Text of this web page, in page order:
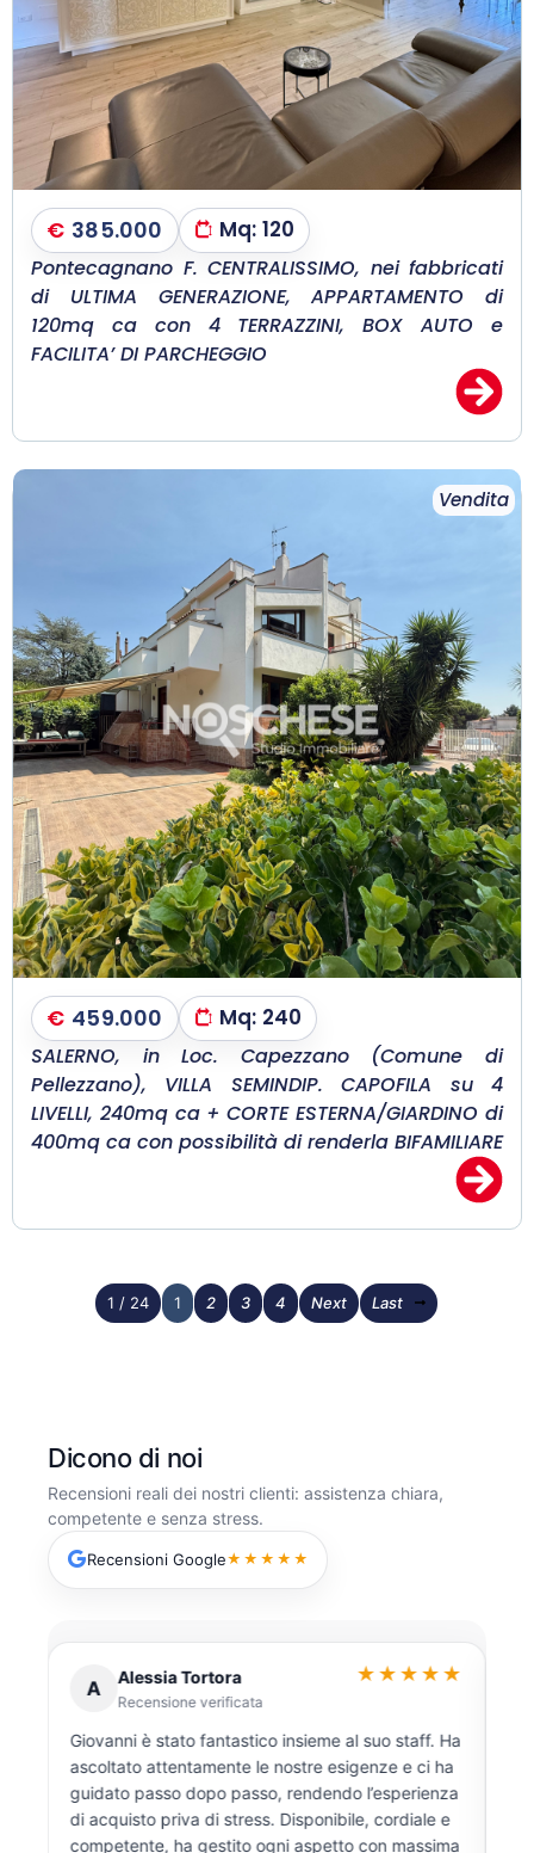
€ 385.000 Mq: 120
Pontecagnano F. CENTRALISSIMO, nei fabbricati
di ULTIMA GENERAZIONE, APPARTAMENTO di
120mq ca con 4 TERRAZZINI, BOX AUTO e
FACILITA’ DI PARCHEGGIO
Vendita
€ 459.000 Mq: 240
SALERNO, in Loc. Capezzano (Comune di
Pellezzano), VILLA SEMINDIP. CAPOFILA su 4
LIVELLI, 240mq ca + CORTE ESTERNA/GIARDINO di
400mq ca con possibilità di renderla BIFAMILIARE
1 / 24 1 2 3 4 Next Last
Dicono di noi
Recensioni reali dei nostri clienti: assistenza chiara,
competente e senza stress.
Recensioni Google★★★★★
A Alessia Tortora
Recensione verificata
★★★★★
Giovanni è stato fantastico insieme al suo staff. Ha
ascoltato attentamente le nostre esigenze e ci ha
guidato passo dopo passo, rendendo l’esperienza
di acquisto priva di stress. Disponibile, cordiale e
competente, ha gestito ogni aspetto con massima